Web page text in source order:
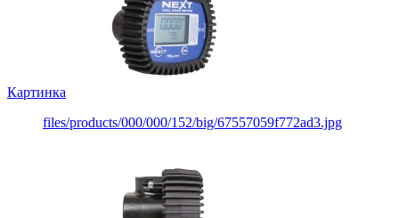
Картинка
files/products/000/000/152/big/67557059f772ad3.jpg